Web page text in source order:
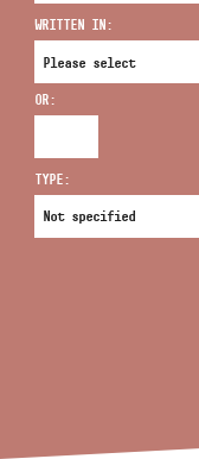
infokozpont@bmc.hu
PHONE
OPENING HOURS
WRITTEN IN:
OR:
TYPE: